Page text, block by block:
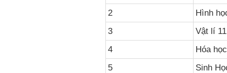
2
Hình
3
Vật lí
4
Hóa
5
Sinh